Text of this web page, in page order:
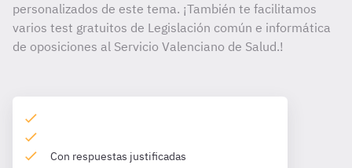
personalizados de este tema. ¡También te facilitamos
varios test gratuitos de Legislación común e informática
de oposiciones al Servicio Valenciano de Salud.!
Con respuestas justificadas